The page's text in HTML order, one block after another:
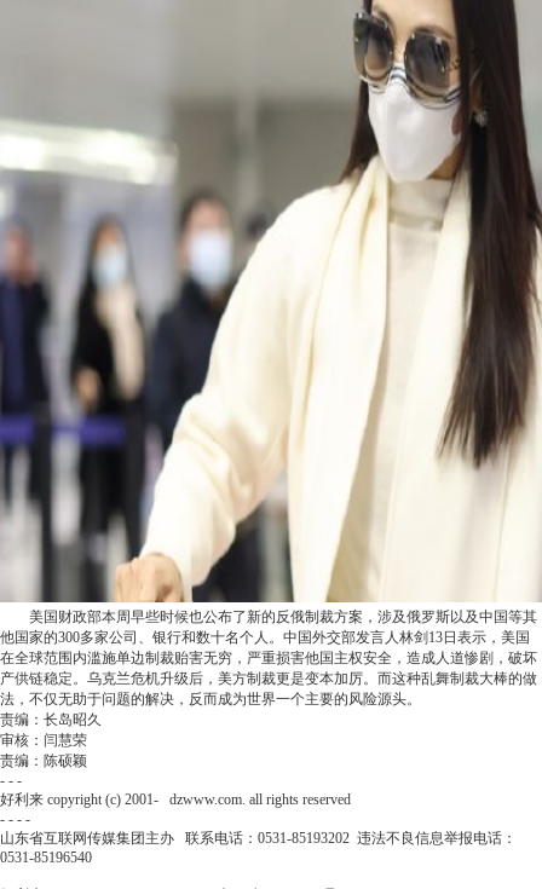
美国财政部本周早些时候也公布了新的反俄制裁方案，涉及俄罗斯以及中国等其
他国家的300多家公司、银行和数十名个人。中国外交部发言人林剑13日表示，美国
在全球范围内滥施单边制裁贻害无穷，严重损害他国主权安全，造成人道惨剧，破坏
产供链稳定。乌克兰危机升级后，美方制裁更是变本加厉。而这种乱舞制裁大棒的做
法，不仅无助于问题的解决，反而成为世界一个主要的风险源头。
责编：长岛昭久
审核：闫慧荣
责编：陈硕颖
- - -
好利来 copyright (c) 2001-
dzwww.com. all rights reserved
- - - -
山东省互联网传媒集团主办 联系电话：0531-85193202 违法不良信息举报电话：
0531-85196540